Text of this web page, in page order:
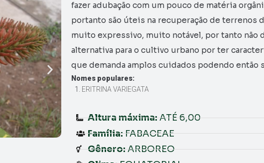
fazer adubação com um pouco de matéria
portanto são úteis na recuperação de terrenos
muito expressivo, muito notável, por tanto não
alternativa para o cultivo urbano por ter
que demanda amplos cuidados podendo
Nomes populares:
ERITRINA VARIEGATA
Altura máxima: ATÉ 6,00
Família: FABACEAE
Gênero: ARBOREO